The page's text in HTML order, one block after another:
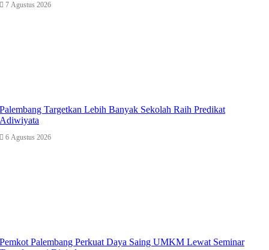
7 Agustus 2026
Palembang Targetkan Lebih Banyak Sekolah Raih Predikat
Adiwiyata
6 Agustus 2026
Pemkot Palembang Perkuat Daya Saing UMKM Lewat Seminar